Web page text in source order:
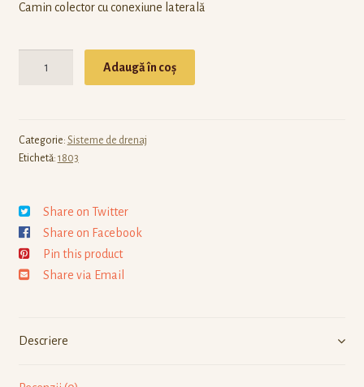
Camin colector cu conexiune laterală
Adaugă în coș
Categorie: Sisteme de drenaj
Etichetă: 1803
Share on Twitter
Share on Facebook
Pin this product
Share via Email
Descriere